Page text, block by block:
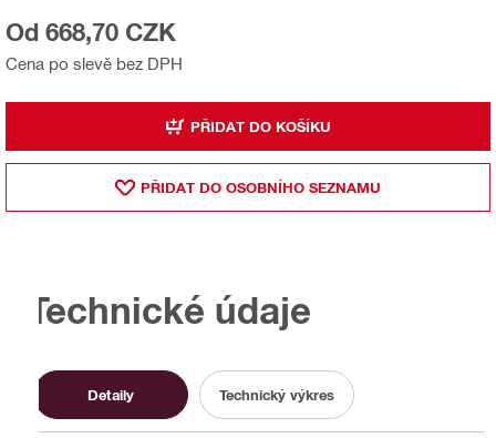
Cena po slevě bez DPH
Od 668,70 CZK
PŘIDAT DO KOŠÍKU
PŘIDAT DO OSOBNÍHO SEZNAMU
Technické údaje
Detaily Technický výkres